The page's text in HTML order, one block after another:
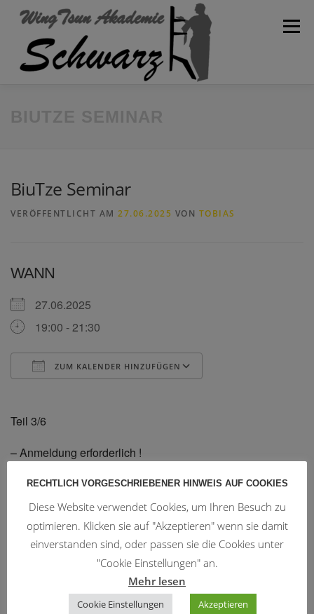
Inhalt
Menü
BiuTze Seminar
VERÖFFENTLICHT AM 27.06.2025 VON TOBIAS
WANN
27.06.2025
19:00 - 21:30
ZUM KALENDER HINZUFÜGEN
Teil 3/6
– Anmeldung erforderlich !
Trainingszeiten
Montag u. Donnerstag 19:15 - 20:45
Mittwoch 20:00 - 21:00
RECHTLICH VORGESCHRIEBENER HINWEIS AUF COOKIES
Diese Website verwendet Cookies, um Ihren Besuch zu
optimieren. Klicken sie auf "Akzeptieren" wenn sie damit
einverstanden sind, oder passen sie die Cookies unter
"Cookie Einstellungen" an.
Mehr lesen
Cookie Einstellungen Akzeptieren